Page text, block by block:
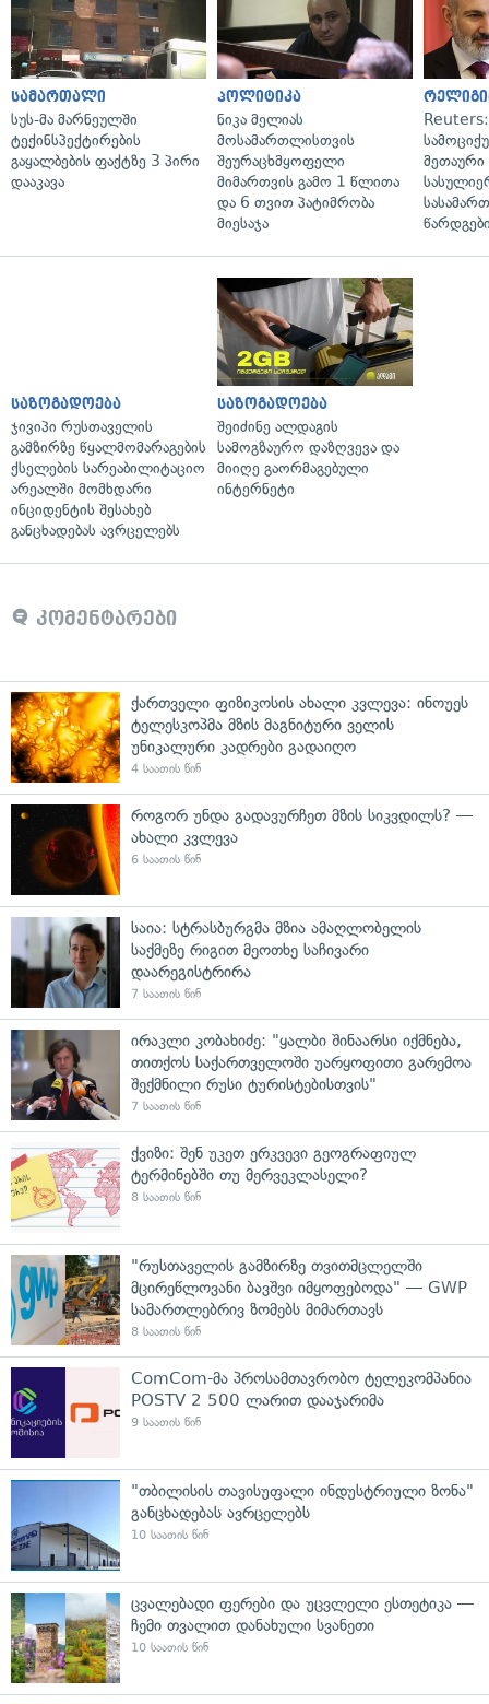
სამართალი
სუს-მა მარნეულში
ტექინსპექტირების
გაყალბების ფაქტზე 3 პირი
დააკავა
პოლიტიკა
ნიკა მელიას
მოსამართლისთვის
შეურაცხმყოფელი
მიმართვის გამო 1 წლითა
და 6 თვით პატიმრობა
მიესაჯა
მეთაური
საზოგადოება
ჯივიპი რუსთაველის
გამზირზე წყალმომარაგების
ქსელების სარეაბილიტაციო
არეალში მომხდარი
ინციდენტის შესახებ
განცხადებას ავრცელებს
საზოგადოება
შეიძინე ალდაგის
სამოგზაურო დაზღვევა და
მიიღე გაორმაგებული
ინტერნეტი
კომენტარები
ქართველი ფიზიკოსის ახალი კვლევა: ინოუეს
ტელესკოპმა მზის მაგნიტური ველის
უნიკალური კადრები გადაიღო
4 საათის წინ
როგორ უნდა გადავურჩეთ მზის სიკვდილს? —
ახალი კვლევა
6 საათის წინ
საია: სტრასბურგმა მზია ამაღლობელის
საქმეზე რიგით მეოთხე საჩივარი
დაარეგისტრირა
7 საათის წინ
ირაკლი კობახიძე: "ყალბი შინაარსი იქმნება,
თითქოს საქართველოში უარყოფითი გარემოა
შექმნილი რუსი ტურისტებისთვის"
7 საათის წინ
ქვიზი: შენ უკეთ ერკვევი გეოგრაფიულ
ტერმინებში თუ მერვეკლასელი?
8 საათის წინ
"რუსთაველის გამზირზე თვითმცლელში
მცირეწლოვანი ბავშვი იმყოფებოდა" — GWP
სამართლებრივ ზომებს მიმართავს
8 საათის წინ
ComCom-მა პროსამთავრობო ტელეკომპანია
POSTV 2 500 ლარით დააჯარიმა
9 საათის წინ
"თბილისის თავისუფალი ინდუსტრიული ზონა"
განცხადებას ავრცელებს
10 საათის წინ
ცვალებადი ფერები და უცვლელი ესთეტიკა —
ჩემი თვალით დანახული სვანეთი
10 საათის წინ